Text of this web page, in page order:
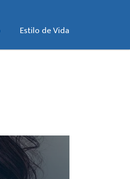
Estilo de Vida